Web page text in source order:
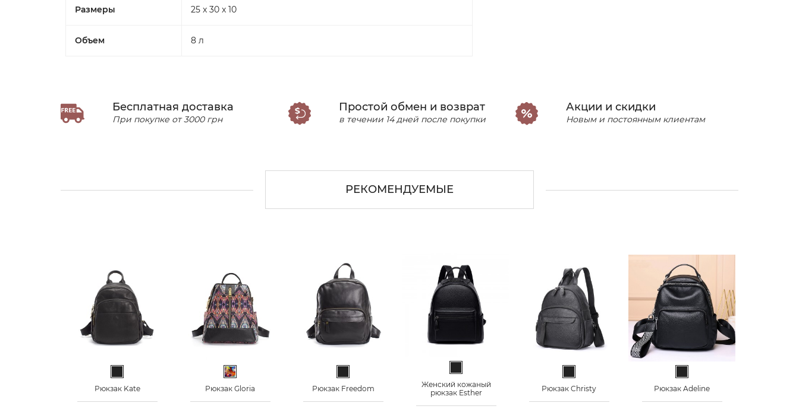
Размеры 25 x 30 x 10
Объем 8 л
Бесплатная доставка
При покупке от 3000 грн
Простой обмен и возврат
в течении 14 дней после покупки
Акции и скидки
Новым и постоянным клиентам
РЕКОМЕНДУЕМЫЕ
Рюкзак Kate
Разноцветный
Рюкзак Gloria
Рюкзак Freedom
Женский кожаный
рюкзак Esther
Рюкзак Christy
Рюкзак Adeline